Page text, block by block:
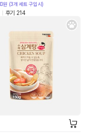
원 (3개 세트 구입시)
후기 214